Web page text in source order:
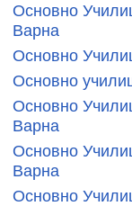
Основно
Варна
Основно
Основно
Основно
Варна
Основно
Варна
Основно